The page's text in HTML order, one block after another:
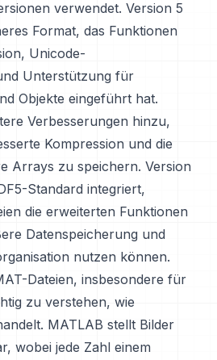
verwendet. Version 5
Format, das Funktionen
Unicode-
Unterstützung für
Objekte eingeführt hat.
Verbesserungen hinzu,
Kompression und die
Arrays zu speichern. Version
Standard integriert,
die erweiterten Funktionen
Datenspeicherung und
nutzen können.
Dateien, insbesondere für
zu verstehen, wie
MATLAB stellt Bilder
wobei jede Zahl einem